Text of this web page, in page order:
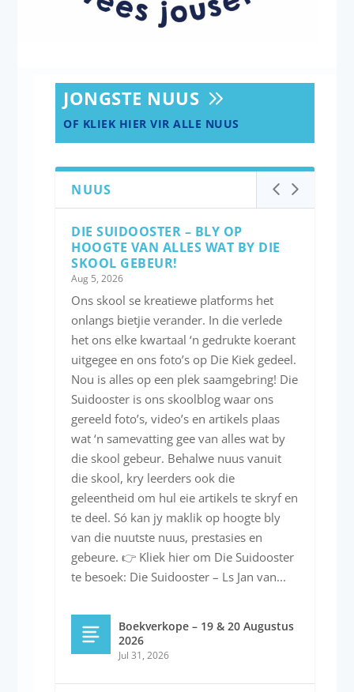
JONGSTE NUUS
OF KLIEK HIER VIR ALLE NUUS
NUUS
DIE SUIDOOSTER – BLY OP
HOOGTE VAN ALLES WAT BY DIE
SKOOL GEBEUR!
Aug 5, 2026
Ons skool se kreatiewe platforms het
onlangs bietjie verander. In die verlede
het ons elke kwartaal ‘n gedrukte koerant
uitgegee en ons foto’s op Die Kiek gedeel.
Nou is alles op een plek saamgebring! Die
Suidooster is ons skoolblog waar ons
gereeld foto’s, video’s en artikels plaas
wat ‘n samevatting gee van alles wat by
die skool gebeur. Behalwe nuus vanuit
die skool, kry leerders ook die
geleentheid om hul eie artikels te skryf en
te deel. Só kan jy maklik op hoogte bly
van die nuutste nuus, prestasies en
gebeure. 👉 Kliek hier om Die Suidooster
te besoek: Die Suidooster – Ls Jan van...
Boekverkope – 19 & 20 Augustus
2026
Jul 31, 2026